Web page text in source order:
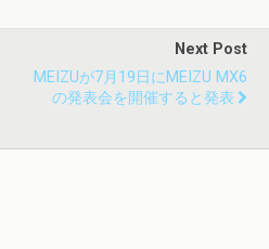
Next Post
MEIZUが7月19日にMEIZU MX6
の発表会を開催すると発表